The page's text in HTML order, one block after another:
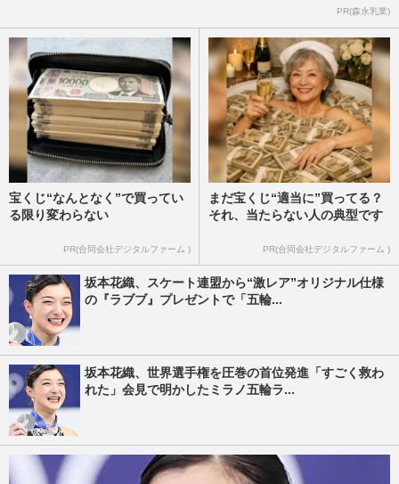
PR(森永乳業)
宝くじ“なんとなく”で買ってい
る限り変わらない
PR(合同会社デジタルファーム )
まだ宝くじ“適当に”買ってる？
それ、当たらない人の典型です
PR(合同会社デジタルファーム )
坂本花織、スケート連盟から“激レア”オリジナル仕様
の『ラブブ』プレゼントで「五輪...
坂本花織、世界選手権を圧巻の首位発進「すごく救わ
れた」会見で明かしたミラノ五輪ラ...